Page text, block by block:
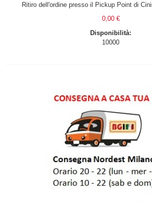
Ritiro dell'ordine presso il Pickup Point di
0,00 €
Disponibilità:
10000